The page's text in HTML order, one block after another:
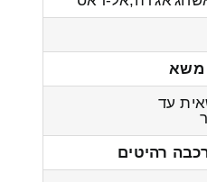
משא
עד
רהיטים